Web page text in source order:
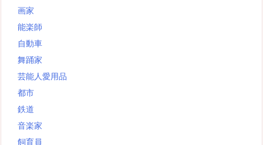
画家
能楽師
自動車
舞踊家
芸能人愛用品
都市
鉄道
音楽家
飼育員